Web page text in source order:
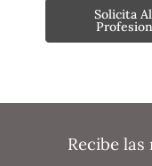
Solicita
Recibe